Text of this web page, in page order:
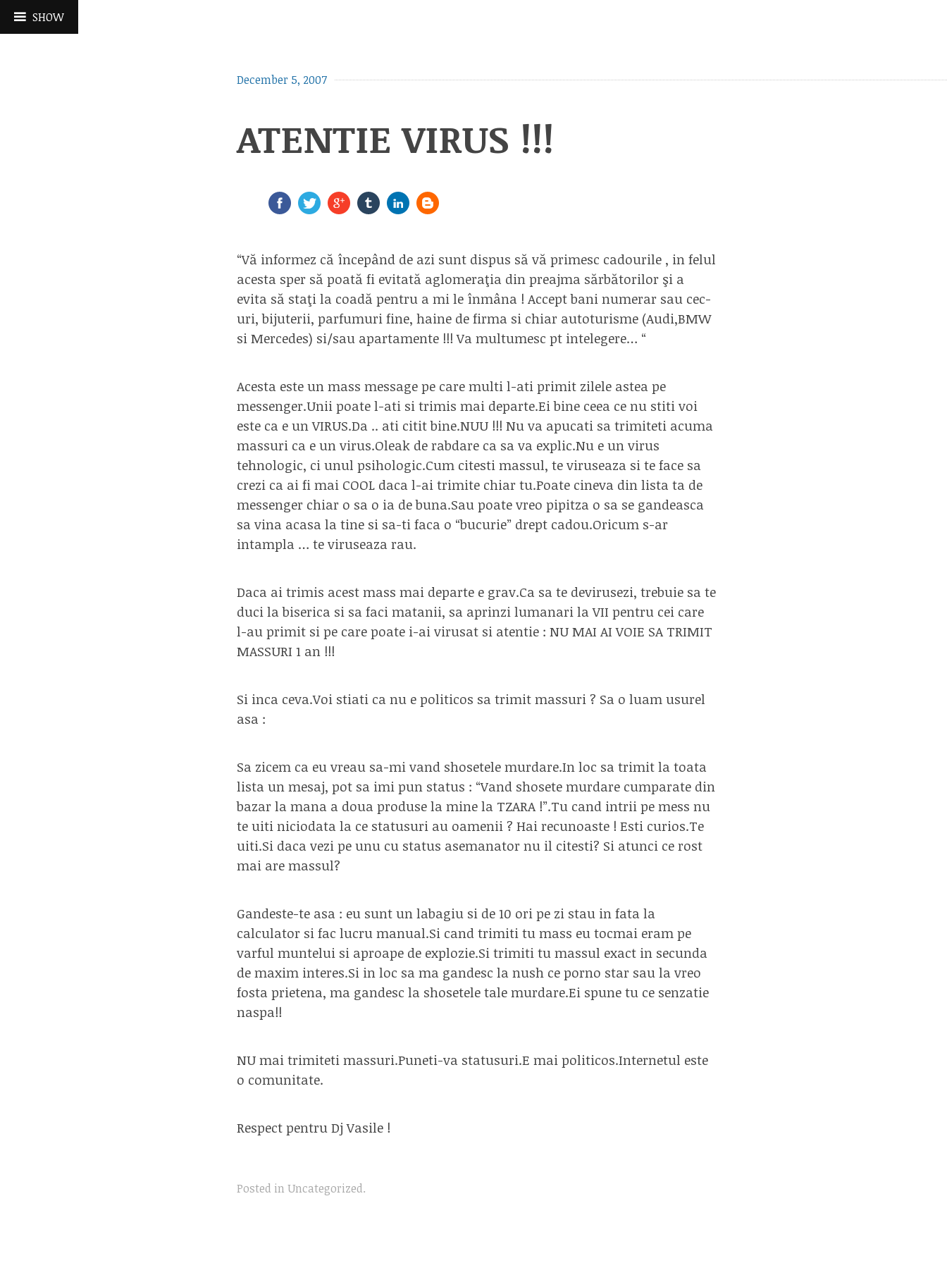
SHOW
December 5, 2007
ATENTIE VIRUS !!!
“Vă informez că începând de azi sunt dispus să vă primesc cadourile , in felul
acesta sper să poată fi evitată aglomeraţia din preajma sărbătorilor şi a
evita să staţi la coadă pentru a mi le înmâna ! Accept bani numerar sau cec-
uri, bijuterii, parfumuri fine, haine de firma si chiar autoturisme (Audi,BMW
si Mercedes) si/sau apartamente !!! Va multumesc pt intelegere… “
Acesta este un mass message pe care multi l-ati primit zilele astea pe
messenger.Unii poate l-ati si trimis mai departe.Ei bine ceea ce nu stiti voi
este ca e un VIRUS.Da .. ati citit bine.NUU !!! Nu va apucati sa trimiteti acuma
massuri ca e un virus.Oleak de rabdare ca sa va explic.Nu e un virus
tehnologic, ci unul psihologic.Cum citesti massul, te viruseaza si te face sa
crezi ca ai fi mai COOL daca l-ai trimite chiar tu.Poate cineva din lista ta de
messenger chiar o sa o ia de buna.Sau poate vreo pipitza o sa se gandeasca
sa vina acasa la tine si sa-ti faca o “bucurie” drept cadou.Oricum s-ar
intampla … te viruseaza rau.
Daca ai trimis acest mass mai departe e grav.Ca sa te devirusezi, trebuie sa te
duci la biserica si sa faci matanii, sa aprinzi lumanari la VII pentru cei care
l-au primit si pe care poate i-ai virusat si atentie : NU MAI AI VOIE SA TRIMIT
MASSURI 1 an !!!
Si inca ceva.Voi stiati ca nu e politicos sa trimit massuri ? Sa o luam usurel
asa :
Sa zicem ca eu vreau sa-mi vand shosetele murdare.In loc sa trimit la toata
lista un mesaj, pot sa imi pun status : “Vand shosete murdare cumparate din
bazar la mana a doua produse la mine la TZARA !”.Tu cand intrii pe mess nu
te uiti niciodata la ce statusuri au oamenii ? Hai recunoaste ! Esti curios.Te
uiti.Si daca vezi pe unu cu status asemanator nu il citesti? Si atunci ce rost
mai are massul?
Gandeste-te asa : eu sunt un labagiu si de 10 ori pe zi stau in fata la
calculator si fac lucru manual.Si cand trimiti tu mass eu tocmai eram pe
varful muntelui si aproape de explozie.Si trimiti tu massul exact in secunda
de maxim interes.Si in loc sa ma gandesc la nush ce porno star sau la vreo
fosta prietena, ma gandesc la shosetele tale murdare.Ei spune tu ce senzatie
naspa!!
NU mai trimiteti massuri.Puneti-va statusuri.E mai politicos.Internetul este
o comunitate.
Respect pentru Dj Vasile !
Posted in Uncategorized.